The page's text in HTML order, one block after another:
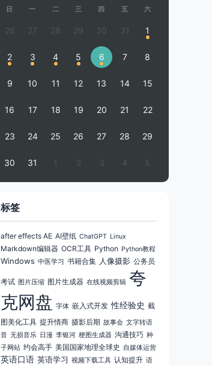
日 一 二 三 四 五 六
26 27 28 29 30 31 1
2 3 4 5 6 7 8
9 10 11 12 13 14 15
16 17 18 19 20 21 22
23 24 25 26 27 28 29
30 31 1 2 3 4 5
标签
after effects AE AI壁纸 ChatGPT Linux
Markdown编辑器 OCR工具 Python Python教程
Windows 中医学习 书籍合集 人像摄影 公务员
考试 图片压缩 图片生成器 在线视频剪辑 夸
克网盘 字体 嵌入式开发 性经验史 截
图美化工具 提升情商 摄影后期 故事会 文字转语
音 无损音乐 日漫 李银河 梗图生成器 沟通技巧 种
子网站 约会高手 美国国家地理全球史 自媒体运营
英语口语 英语学习 视频下载工具 认知提升 语